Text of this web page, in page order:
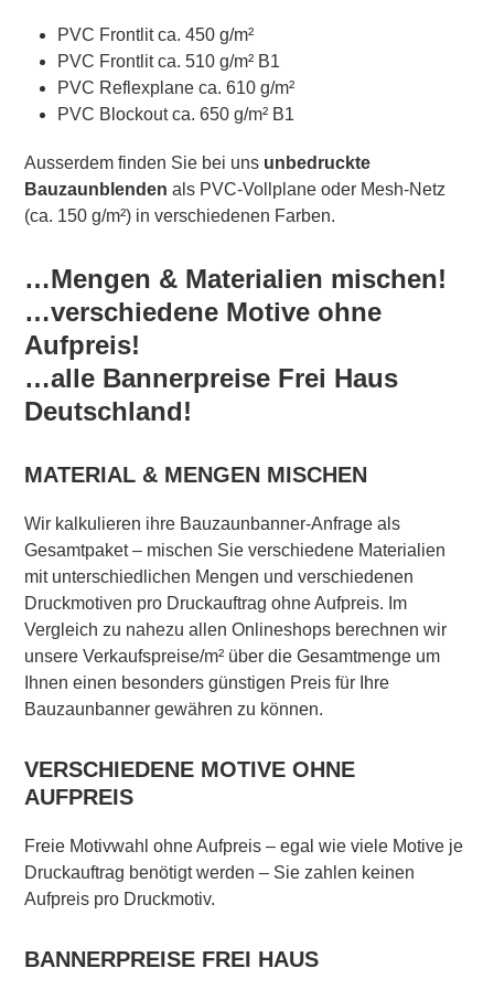
PVC Frontlit ca. 450 g/m²
PVC Frontlit ca. 510 g/m² B1
PVC Reflexplane ca. 610 g/m²
PVC Blockout ca. 650 g/m² B1
Ausserdem finden Sie bei uns unbedruckte
Bauzaunblenden als PVC-Vollplane oder Mesh-Netz
(ca. 150 g/m²) in verschiedenen Farben.
…Mengen & Materialien mischen!
…verschiedene Motive ohne
Aufpreis!
…alle Bannerpreise Frei Haus
Deutschland!
MATERIAL & MENGEN MISCHEN
Wir kalkulieren ihre Bauzaunbanner-Anfrage als
Gesamtpaket – mischen Sie verschiedene Materialien
mit unterschiedlichen Mengen und verschiedenen
Druckmotiven pro Druckauftrag ohne Aufpreis. Im
Vergleich zu nahezu allen Onlineshops berechnen wir
unsere Verkaufspreise/m² über die Gesamtmenge um
Ihnen einen besonders günstigen Preis für Ihre
Bauzaunbanner gewähren zu können.
VERSCHIEDENE MOTIVE OHNE
AUFPREIS
Freie Motivwahl ohne Aufpreis – egal wie viele Motive je
Druckauftrag benötigt werden – Sie zahlen keinen
Aufpreis pro Druckmotiv.
BANNERPREISE FREI HAUS